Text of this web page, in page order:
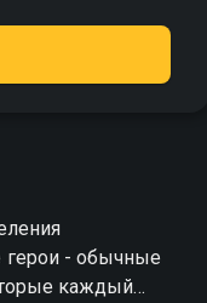
герои - обычные
каждый